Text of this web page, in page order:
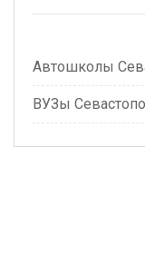
Автошколы
ВУЗы